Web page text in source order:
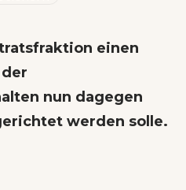
einen
nun dagegen
werden solle.